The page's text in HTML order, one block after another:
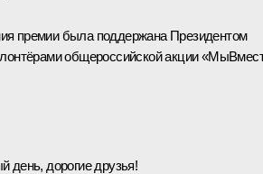
премии была поддержана Президентом
общероссийской акции
день, дорогие друзья!